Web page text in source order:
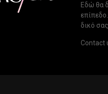
Εδώ θα
δικό
Contact